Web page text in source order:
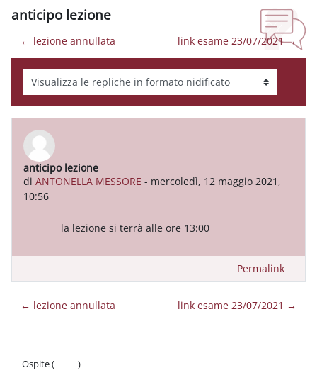
anticipo lezione
← lezione annullata link esame 23/07/2021 →
Modalità visualizzazione
anticipo lezione
di ANTONELLA MESSORE - mercoledì, 12 maggio 2021,
10:56
Numero di risposte: 0
la lezione si terrà alle ore 13:00
Permalink
← lezione annullata link esame 23/07/2021 →
Ospite (
)